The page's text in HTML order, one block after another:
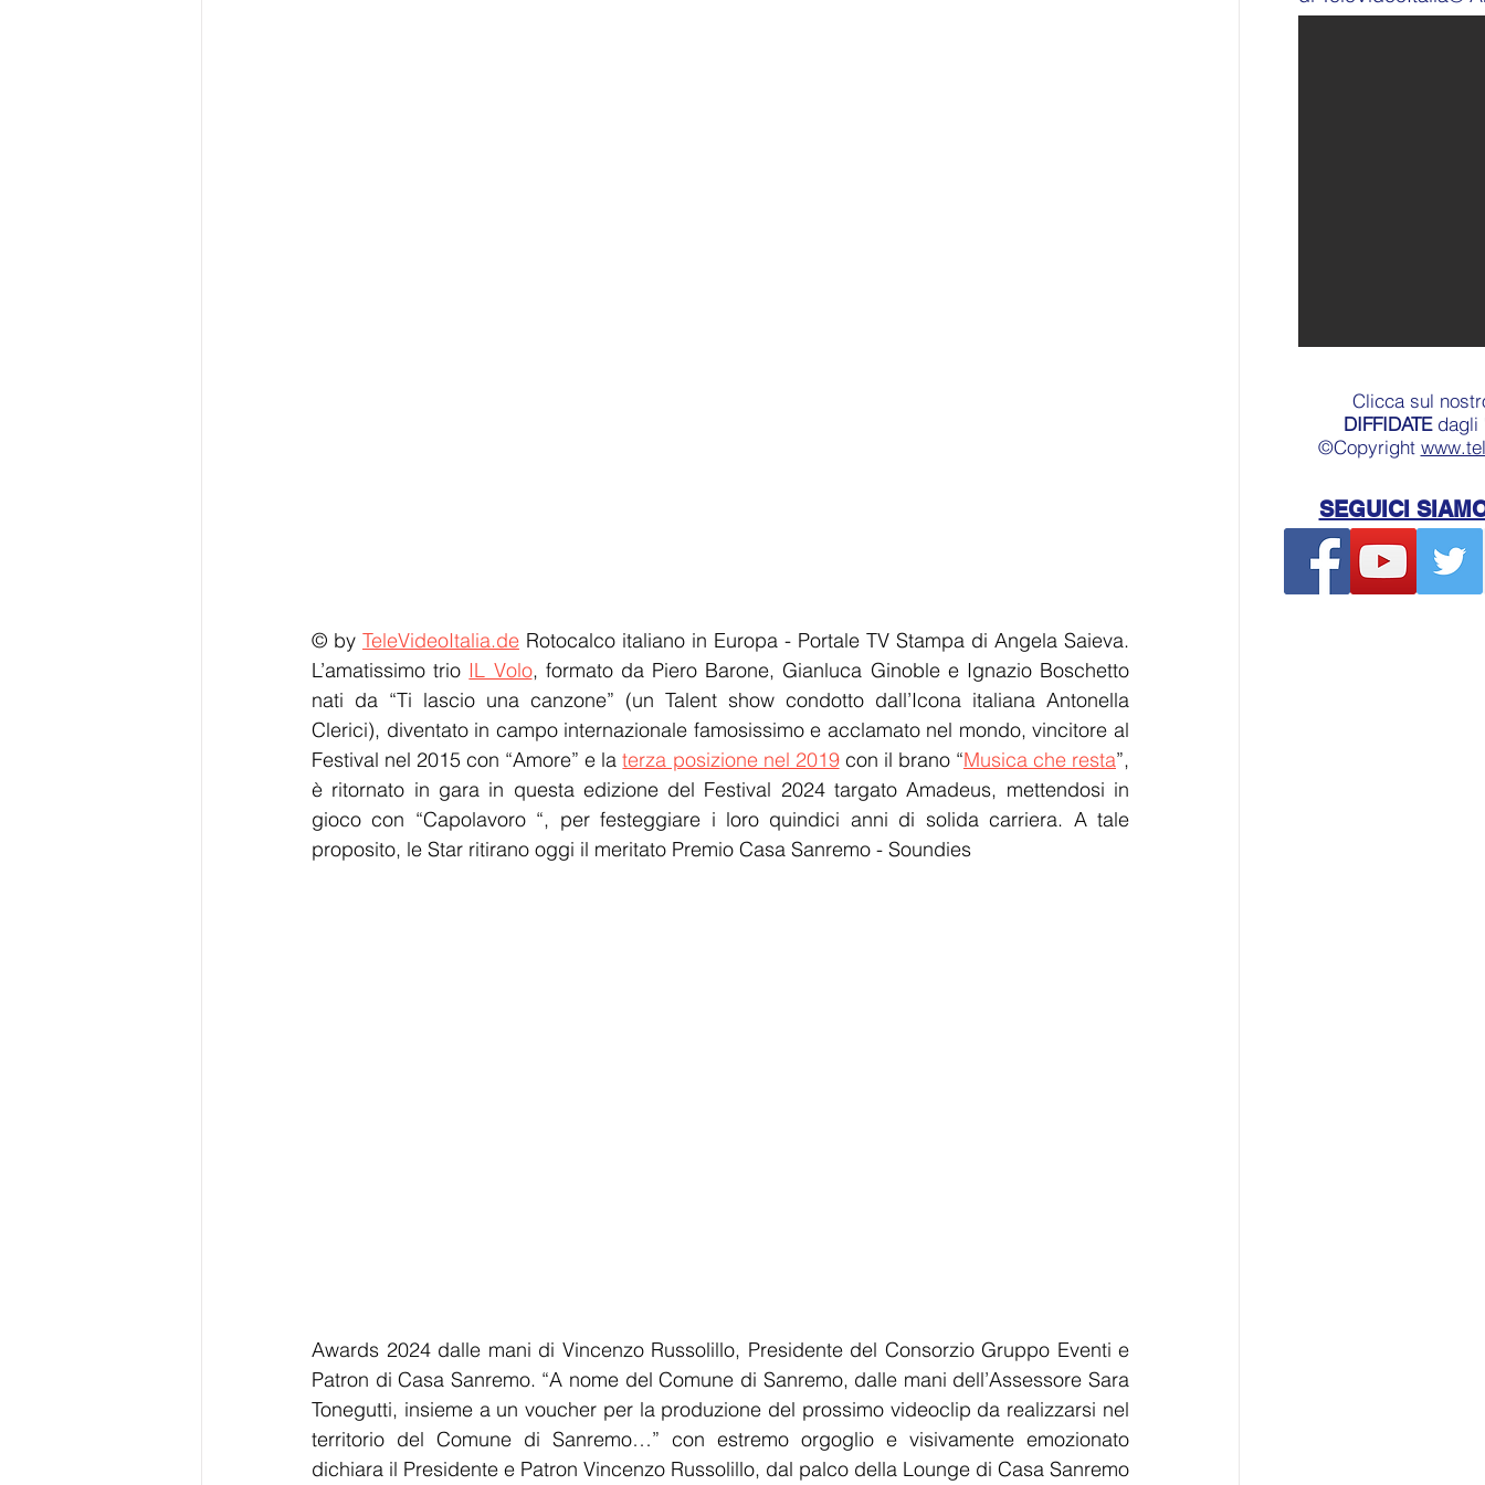
© by TeleVideoItalia.de Rotocalco italiano in Europa - Portale TV Stampa di Angela Saieva.
L’amatissimo trio IL Volo, formato da Piero Barone, Gianluca Ginoble e Ignazio Boschetto
nati da “Ti lascio una canzone” (un Talent show condotto dall’Icona italiana Antonella
Clerici), diventato in campo internazionale famosissimo e acclamato nel mondo, vincitore al
Festival nel 2015 con “Amore” e la terza posizione nel 2019 con il brano “Musica che resta”,
è ritornato in gara in questa edizione del Festival 2024 targato Amadeus, mettendosi in
gioco con “Capolavoro “, per festeggiare i loro quindici anni di solida carriera. A tale
proposito, le Star ritirano oggi il meritato Premio Casa Sanremo - Soundies
Awards 2024 dalle mani di Vincenzo Russolillo, Presidente del Consorzio Gruppo Eventi e
Patron di Casa Sanremo. “A nome del Comune di Sanremo, dalle mani dell’Assessore Sara
Tonegutti, insieme a un voucher per la produzione del prossimo videoclip da realizzarsi nel
territorio del Comune di Sanremo…” con estremo orgoglio e visivamente emozionato
dichiara il Presidente e Patron Vincenzo Russolillo, dal palco della Lounge di Casa Sanremo
Clicca sul
DIFFIDATEdagli
©Copyright www.tel
SEGUICI